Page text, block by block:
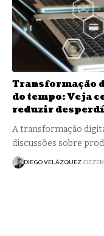
Transformação
do tempo: Veja
reduzir
A transformação
discussões sobre
DIEGO VELÁZQUEZ